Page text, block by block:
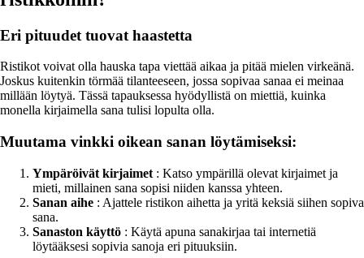
Eri pituudet tuovat haastetta
Ristikot voivat olla hauska tapa viettää aikaa ja pitää mielen virkeänä.
Joskus kuitenkin törmää tilanteeseen, jossa sopivaa sanaa ei meinaa
millään löytyä. Tässä tapauksessa hyödyllistä on miettiä, kuinka
monella kirjaimella sana tulisi lopulta olla.
Muutama vinkki oikean sanan löytämiseksi:
Ympäröivät kirjaimet : Katso ympärillä olevat kirjaimet ja
mieti, millainen sana sopisi niiden kanssa yhteen.
Sanan aihe : Ajattele ristikon aihetta ja yritä keksiä siihen sopiva
sana.
Sanaston käyttö : Käytä apuna sanakirjaa tai internetiä
löytääksesi sopivia sanoja eri pituuksiin.